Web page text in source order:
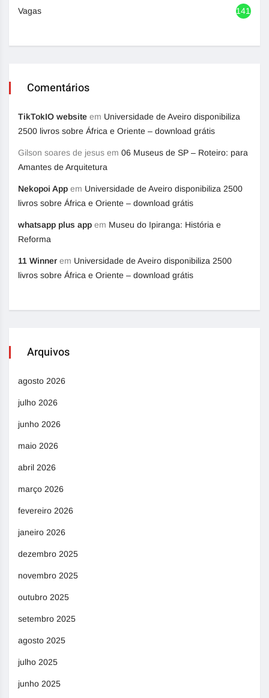
Vagas 1417
Comentários
TikTokIO website em Universidade de Aveiro disponibiliza
2500 livros sobre África e Oriente – download grátis
Gilson soares de jesus em 06 Museus de SP – Roteiro: para
Amantes de Arquitetura
Nekopoi App em Universidade de Aveiro disponibiliza 2500
livros sobre África e Oriente – download grátis
whatsapp plus app em Museu do Ipiranga: História e
Reforma
11 Winner em Universidade de Aveiro disponibiliza 2500
livros sobre África e Oriente – download grátis
Arquivos
agosto 2026
julho 2026
junho 2026
maio 2026
abril 2026
março 2026
fevereiro 2026
janeiro 2026
dezembro 2025
novembro 2025
outubro 2025
setembro 2025
agosto 2025
julho 2025
junho 2025